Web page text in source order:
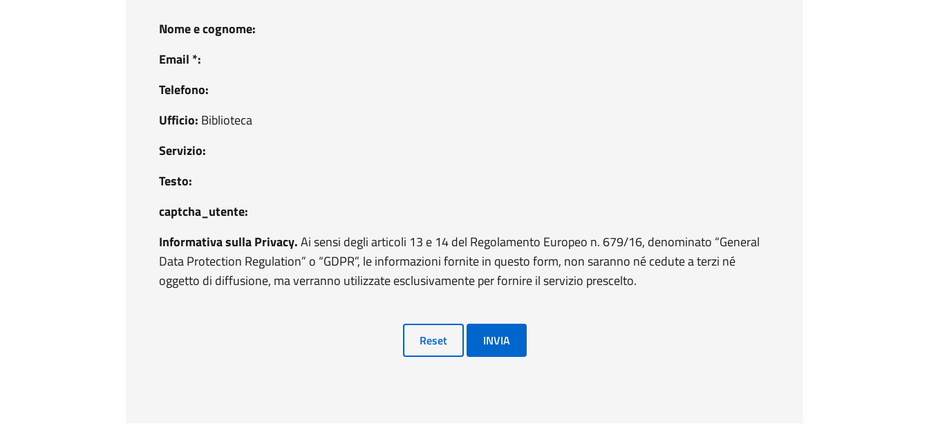
Nome e cognome:
Email *:
Telefono:
Ufficio: Biblioteca
Servizio:
Testo:
captcha_utente:
Informativa sulla Privacy.Ai sensi degli articoli 13 e 14 del Regolamento Europeo n. 679/16, denominato “General
Data Protection Regulation” o “GDPR”, le informazioni fornite in questo form, non saranno né cedute a terzi né
oggetto di diffusione, ma verranno utilizzate esclusivamente per fornire il servizio prescelto.
Reset INVIA